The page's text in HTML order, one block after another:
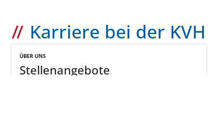
Karriere bei der KVH
ÜBER UNS
Stellenangebote